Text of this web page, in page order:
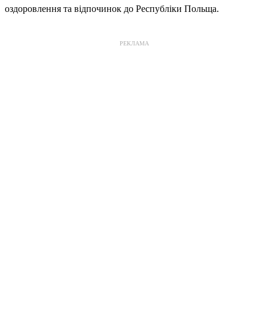
оздоровлення та відпочинок до Республіки Польща.
РЕКЛАМА